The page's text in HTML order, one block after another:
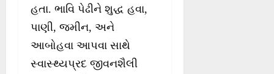
હતા. ભાવિ પેઢીને શુદ્ધ હવા,
પાણી, જમીન, અને
આબોહવા આપવા સાથે
સ્વાસ્થ્યપ્રદ જીવનશૈલી